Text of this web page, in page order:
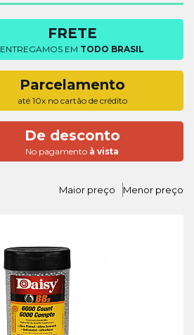
FRETE
ENTREGAMOS EM TODO BRASIL
Parcelamento
até 10x no cartão de crédito
De desconto
No pagamento à vista
Maior preço Menor preço